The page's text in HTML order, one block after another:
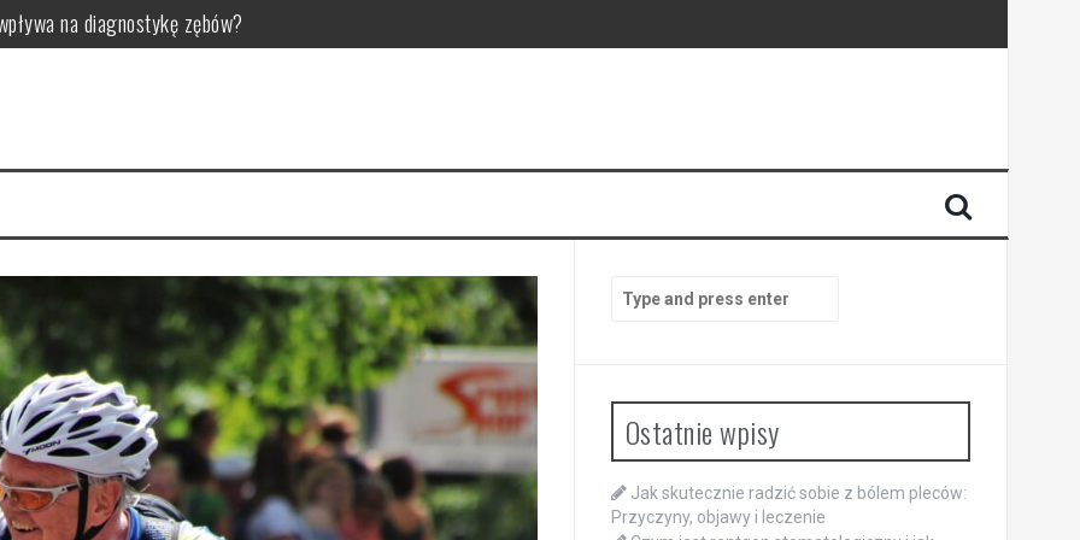
i bezpieczne metody
i porady treningowe
Przyczyny, objawy i leczenie
for:
Ostatnie wpisy
Jak skutecznie radzić sobie z bólem pleców:
Przyczyny, objawy i leczenie